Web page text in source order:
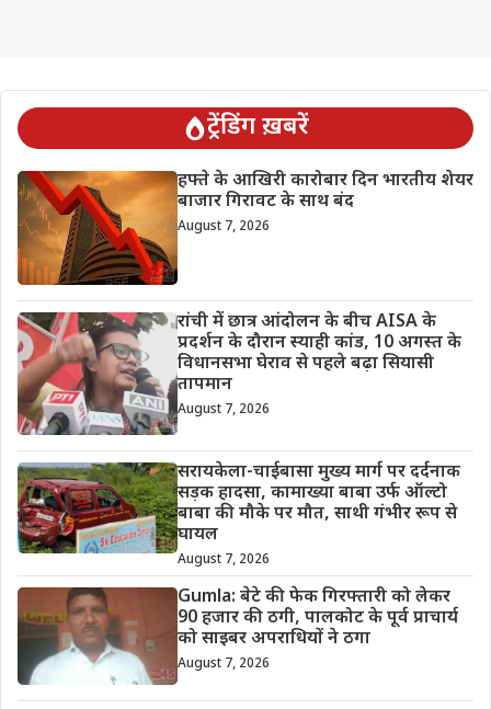
ट्रेंडिंग ख़बरें
हफ्ते के आखिरी कारोबार दिन भारतीय शेयर
बाजार गिरावट के साथ बंद
August 7, 2026
रांची में छात्र आंदोलन के बीच AISA के
प्रदर्शन के दौरान स्याही कांड, 10 अगस्त के
विधानसभा घेराव से पहले बढ़ा सियासी
तापमान
August 7, 2026
सरायकेला-चाईबासा मुख्य मार्ग पर दर्दनाक
सड़क हादसा, कामाख्या बाबा उर्फ ऑल्टो
बाबा की मौके पर मौत, साथी गंभीर रूप से
घायल
August 7, 2026
Gumla: बेटे की फेक गिरफ्तारी को लेकर
90 हजार की ठगी, पालकोट के पूर्व प्राचार्य
को साइबर अपराधियों ने ठगा
August 7, 2026